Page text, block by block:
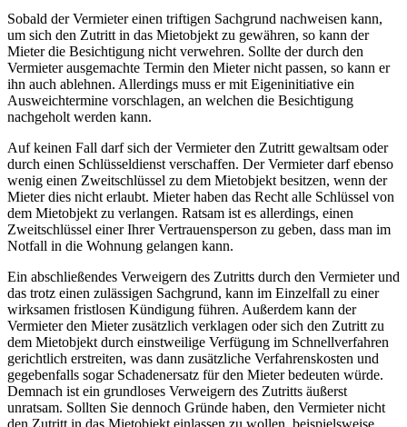
Sobald der Vermieter einen triftigen Sachgrund nachweisen kann,
um sich den Zutritt in das Mietobjekt zu gewähren, so kann der
Mieter die Besichtigung nicht verwehren. Sollte der durch den
Vermieter ausgemachte Termin den Mieter nicht passen, so kann er
ihn auch ablehnen. Allerdings muss er mit Eigeninitiative ein
Ausweichtermine vorschlagen, an welchen die Besichtigung
nachgeholt werden kann.
Auf keinen Fall darf sich der Vermieter den Zutritt gewaltsam oder
durch einen Schlüsseldienst verschaffen. Der Vermieter darf ebenso
wenig einen Zweitschlüssel zu dem Mietobjekt besitzen, wenn der
Mieter dies nicht erlaubt. Mieter haben das Recht alle Schlüssel von
dem Mietobjekt zu verlangen. Ratsam ist es allerdings, einen
Zweitschlüssel einer Ihrer Vertrauensperson zu geben, dass man im
Notfall in die Wohnung gelangen kann.
Ein abschließendes Verweigern des Zutritts durch den Vermieter und
das trotz einen zulässigen Sachgrund, kann im Einzelfall zu einer
wirksamen fristlosen Kündigung führen. Außerdem kann der
Vermieter den Mieter zusätzlich verklagen oder sich den Zutritt zu
dem Mietobjekt durch einstweilige Verfügung im Schnellverfahren
gerichtlich erstreiten, was dann zusätzliche Verfahrenskosten und
gegebenfalls sogar Schadenersatz für den Mieter bedeuten würde.
Demnach ist ein grundloses Verweigern des Zutritts äußerst
unratsam. Sollten Sie dennoch Gründe haben, den Vermieter nicht
den Zutritt in das Mietobjekt einlassen zu wollen, beispielsweise,